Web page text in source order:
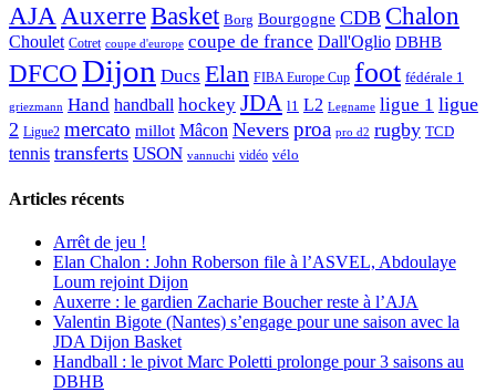
AJAAuxerreBasket Borg Bourgogne CDB Chalon
Choulet Cotret coupe d'europe coupe de france Dall'Oglio DBHB
DFCODijon Ducs Elan FIBA Europe Cup foot fédérale 1
griezmann Hand handball hockey JDA l1 L2 Legname ligue 1 ligue
2 Ligue2 mercato millot Mâcon Nevers proa pro d2 rugby TCD
tennis transferts USON vannuchi vidéo vélo
Articles récents
Arrêt de jeu !
Elan Chalon : John Roberson file à l’ASVEL, Abdoulaye
Loum rejoint Dijon
Auxerre : le gardien Zacharie Boucher reste à l’AJA
Valentin Bigote (Nantes) s’engage pour une saison avec la
JDA Dijon Basket
Handball : le pivot Marc Poletti prolonge pour 3 saisons au
DBHB